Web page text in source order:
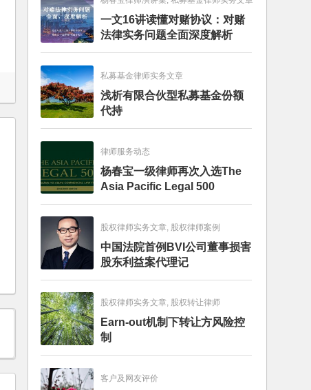
一文16讲读懂对赌协议：对赌
法律实务问题全面深度解析
私募基金律师实务文章
浅析有限合伙型私募基金份额
代持
律师服务动态
杨春宝一级律师再次入选The
Asia Pacific Legal 500
股权律师实务文章, 股权律师案例
中国法院首例BVI公司董事损害
股东利益案代理记
股权律师实务文章, 股权转让律师
Earn-out机制下转让方风险控
制
客户及网友评价